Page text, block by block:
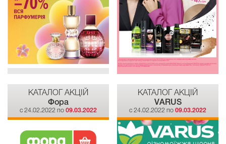
КАТАЛОГ АКЦІЙ
Фора
c 24.02.2022 по 09.03.2022
КАТАЛОГ АКЦІЙ
VARUS
c 24.02.2022 по09.03.2022